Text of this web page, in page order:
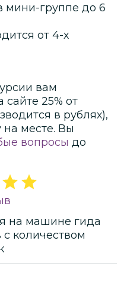
мини-группе до 6
от 4-х
вам
сайте 25% от
в рублях),
месте. Вы
вопросы до
на машине гида
с количеством